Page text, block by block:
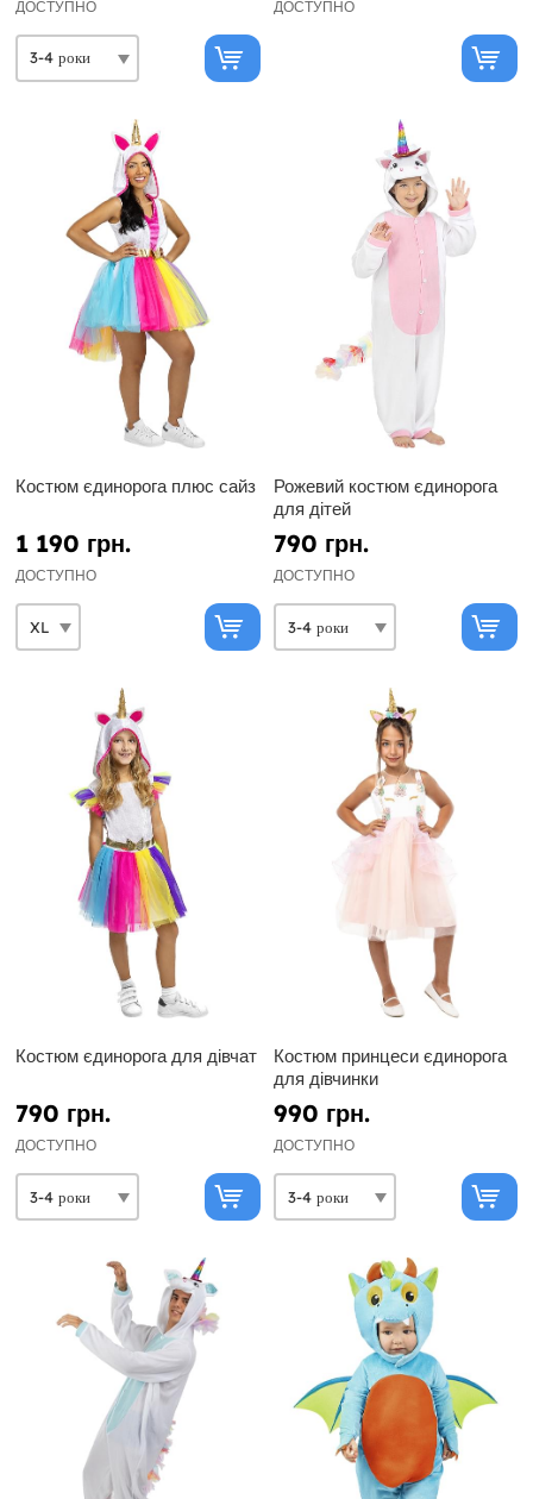
ДОСТУПНО ДОСТУПНО
Костюм єдинорога плюс сайз
1 190 грн.
ДОСТУПНО
Рожевий костюм єдинорога
для дітей
790 грн.
ДОСТУПНО
Костюм єдинорога для дівчат
790 грн.
ДОСТУПНО
Костюм принцеси єдинорога
для дівчинки
990 грн.
ДОСТУПНО